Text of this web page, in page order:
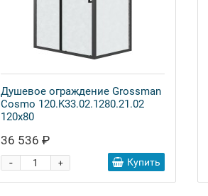
Душевое ограждение Grossman
Cosmo 120.K33.02.1280.21.02
120x80
36 536 ₽
+
- Купить